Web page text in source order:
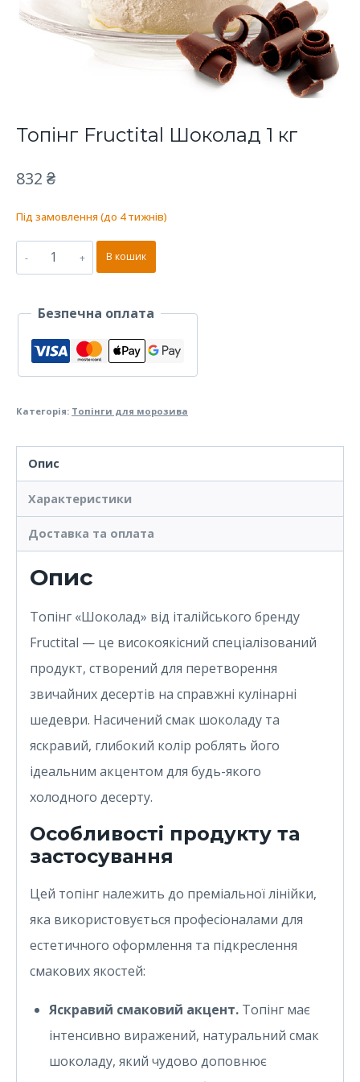
Топінг Fructital Шоколад 1 кг
832 ₴
Під замовлення (до 4 тижнів)
Топінг
Fructital
Шоколад
кг
кількість
В кошик
Безпечна оплата
Категорія: Топінги для морозива
Опис
Характеристики
Доставка та оплата
Опис
Топінг «Шоколад» від італійського бренду
Fructital — це високоякісний спеціалізований
продукт, створений для перетворення
звичайних десертів на справжні кулінарні
шедеври. Насичений смак шоколаду та
яскравий, глибокий колір роблять його
ідеальним акцентом для будь-якого
холодного десерту.
Особливості продукту та
застосування
Цей топінг належить до преміальної лінійки,
яка використовується професіоналами для
естетичного оформлення та підкреслення
смакових якостей:
Яскравий смаковий акцент. Топінг має
інтенсивно виражений, натуральний смак
шоколаду, який чудово доповнює